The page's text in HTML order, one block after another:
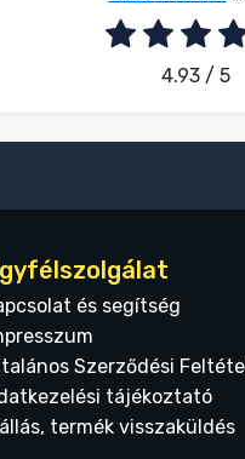
4.93 / 5
és segítség
Szerződési
tájékoztató
termék visszaküldés